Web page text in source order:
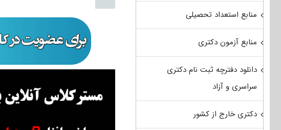
منابع استعداد تحصیلی
منابع آزمون دکتری
دانلود دفترچه ثبت نام دکتری
سراسری و آزاد
دکتری خارج از کشور